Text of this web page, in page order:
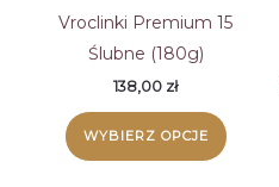
Vroclinki Premium 15
Ślubne (180g)
138,00 zł
WYBIERZ OPCJE